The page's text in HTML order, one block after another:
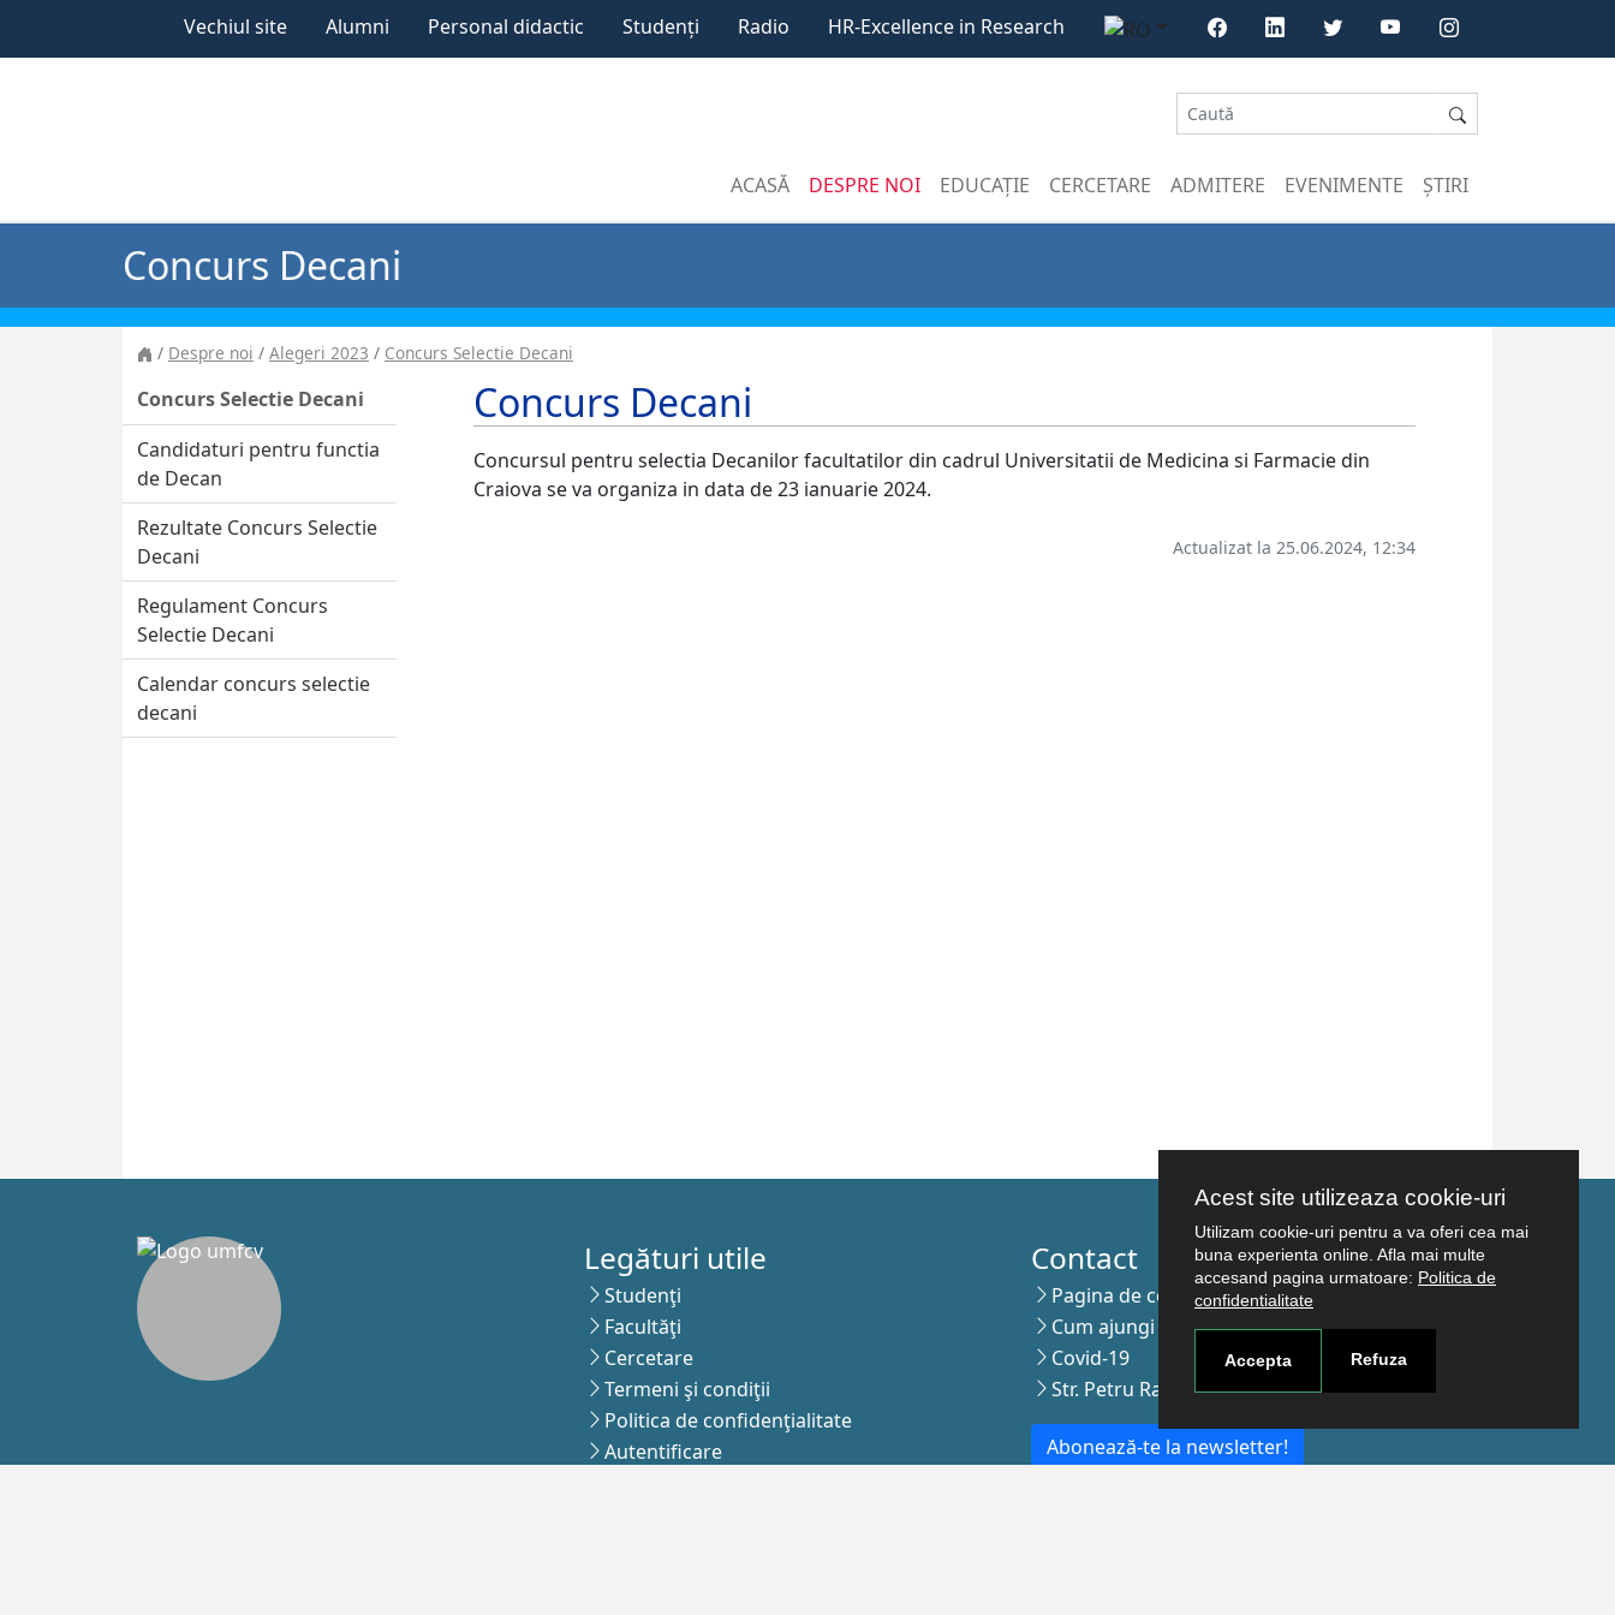
Acest site utilizeaza cookie-uri
Utilizam cookie-uri pentru a va oferi cea mai
buna experienta online. Afla mai multe
accesand pagina urmatoare: Politica de
confidentialitate
Accepta Refuza
Vechiul site Alumni Personal didactic Studenți Radio HR-Excellence in Research
ACASĂ DESPRE NOI EDUCAȚIE CERCETARE ADMITERE EVENIMENTE ȘTIRI
Concurs Decani
Despre noi Alegeri 2023 Concurs Selectie Decani
Concurs Selectie Decani
Candidaturi pentru functia
de Decan
Rezultate Concurs Selectie
Decani
Regulament Concurs
Selectie Decani
Calendar concurs selectie
decani
Concurs Decani
Concursul pentru selectia Decanilor facultatilor din cadrul Universitatii de Medicina si Farmacie din
Craiova se va organiza in data de 23 ianuarie 2024.
Actualizat la 25.06.2024, 12:34
Legături utile
Studenţi
Facultăţi
Cercetare
Termeni şi condiţii
Politica de confidenţialitate
Autentificare
Contact
Pagina de contact
Cum ajungi aici
Covid-19
Str. Petru Rareş nr.2, Craiova, 200349
Abonează-te la newsletter!